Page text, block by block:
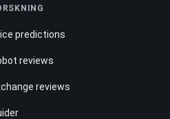
predictions
reviews
reviews